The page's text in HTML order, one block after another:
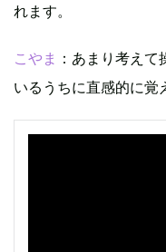
れます。
こやま ：あまり考え
いるうちに直感的に覚